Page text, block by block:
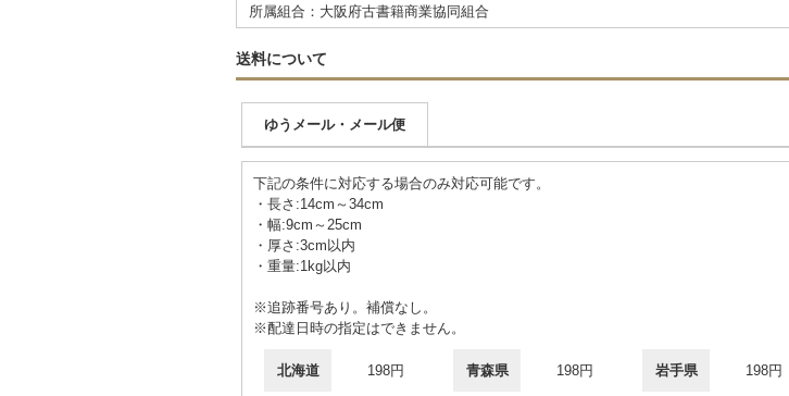
所属組合：大阪府古書籍商業協同組合
送料について
ゆうメール・メール便
下記の条件に対応する場合のみ対応可能です。
・長さ:14cm～34cm
・幅:9cm～25cm
・厚さ:3cm以内
・重量:1kg以内
※追跡番号あり。補償なし。
※配達日時の指定はできません。
北海道 198円 青森県 198円 岩手県 198円